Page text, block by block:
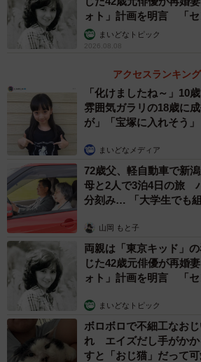
ォト」計画を明言 「セ
む」まいどなトピック
2026.08.08
アクセスランキング
「化けましたね～」10
雰囲気ガラリの18歳に
が」「宝塚に入れそう」
まいどなメディア
72歳父、軽自動車で新
母と2人で3泊4日の旅
分刻み… 「大学生でも組
山岡 もと子
両親は「東京キッド」
じた42歳元俳優が再婚
ォト」計画を明言 「セ
まいどなトピック
ボロボロで不細工なお
れ エイズだし手がか
すと「おじ猫」だって可